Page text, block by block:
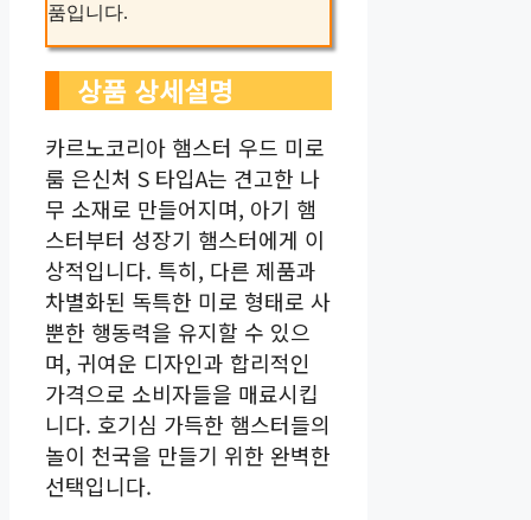
품입니다.
상품 상세설명
카르노코리아 햄스터 우드 미로
룸 은신처 S 타입A는 견고한 나
무 소재로 만들어지며, 아기 햄
스터부터 성장기 햄스터에게 이
상적입니다. 특히, 다른 제품과
차별화된 독특한 미로 형태로 사
뿐한 행동력을 유지할 수 있으
며, 귀여운 디자인과 합리적인
가격으로 소비자들을 매료시킵
니다. 호기심 가득한 햄스터들의
놀이 천국을 만들기 위한 완벽한
선택입니다.